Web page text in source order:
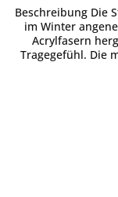
Beschreibung Die
im Winter
Acrylfasern
Tragegefühl. Die